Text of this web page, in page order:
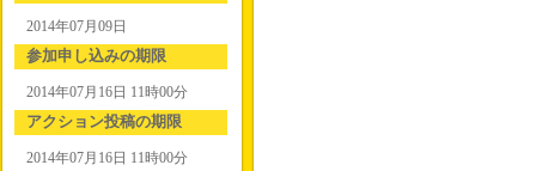
2014年07月09日
参加申し込みの期限
2014年07月16日 11時00分
アクション投稿の期限
2014年07月16日 11時00分